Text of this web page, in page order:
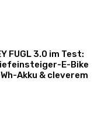
FUGL 3.0 im Test:
E-Bike
Akku & cleverem